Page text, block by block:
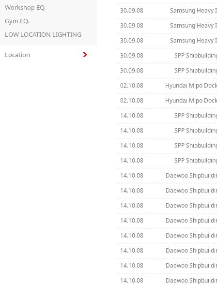
Workshop EQ.
Gym EQ.
LOW LOCATION LIGHTING
Location
30.09.08
Samsung Heavy
30.09.08
Samsung Heavy
30.09.08
Samsung Heavy
30.09.08
SPP
30.09.08
SPP
02.10.08
Hyundai Mipo
02.10.08
Hyundai Mipo
14.10.08
SPP
14.10.08
SPP
14.10.08
SPP
14.10.08
SPP
14.10.08
Daewoo
14.10.08
Daewoo
14.10.08
Daewoo
14.10.08
Daewoo
14.10.08
Daewoo
14.10.08
Daewoo
14.10.08
Daewoo
14.10.08
Daewoo